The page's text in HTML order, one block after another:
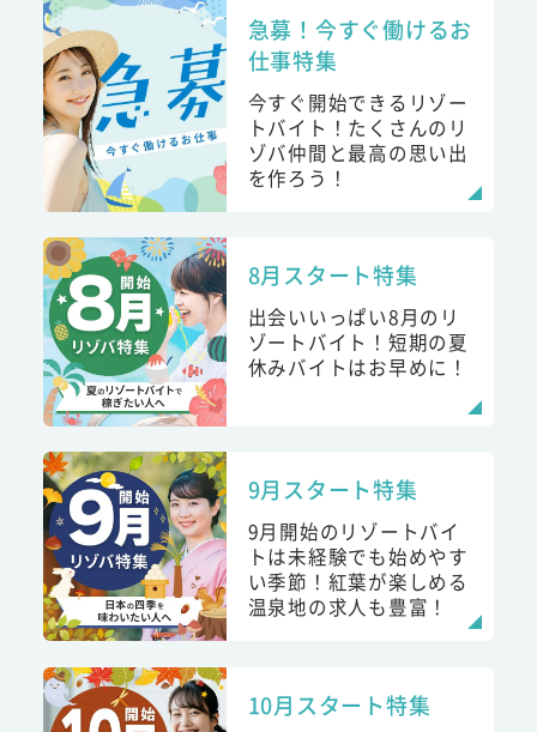
急募！今すぐ働けるお
仕事特集
今すぐ開始できるリゾー
トバイト！たくさんのリ
ゾバ仲間と最高の思い出
を作ろう！
8月スタート特集
出会いいっぱい8月のリ
ゾートバイト！短期の夏
休みバイトはお早めに！
9月スタート特集
9月開始のリゾートバイ
トは未経験でも始めやす
い季節！紅葉が楽しめる
温泉地の求人も豊富！
10月スタート特集